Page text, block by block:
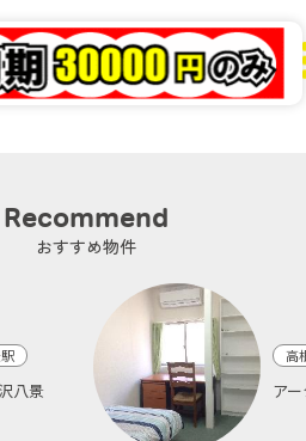
Recommend
おすすめ物件
八景
高
ア